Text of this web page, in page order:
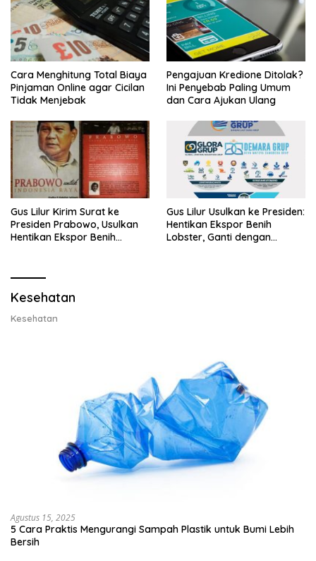
Cara Menghitung Total Biaya
Pinjaman Online agar Cicilan
Tidak Menjebak
Pengajuan Kredione Ditolak?
Ini Penyebab Paling Umum
dan Cara Ajukan Ulang
Gus Lilur Kirim Surat ke
Presiden Prabowo, Usulkan
Hentikan Ekspor Benih
Gus Lilur Usulkan ke Presiden:
Hentikan Ekspor Benih
Lobster, Ganti dengan
Kesehatan
Kesehatan
Agustus 15, 2025
5 Cara Praktis Mengurangi Sampah Plastik untuk Bumi Lebih
Bersih